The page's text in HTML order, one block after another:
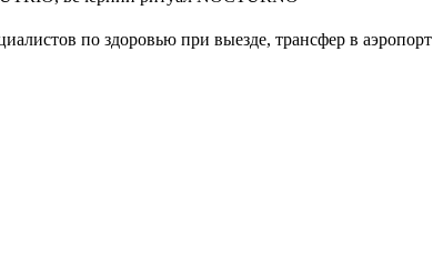
по здоровью при выезде, трансфер в аэропорт